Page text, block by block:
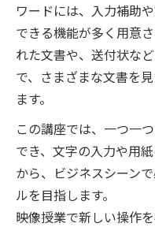
ワードには、入力補助
できる機能が多く用意
れた文書や、送付状な
で、さまざまな文書を
ます。
この講座では、一つ一
でき、文字の入力や用
から、ビジネスシーン
ルを目指します。
映像授業で新しい操作